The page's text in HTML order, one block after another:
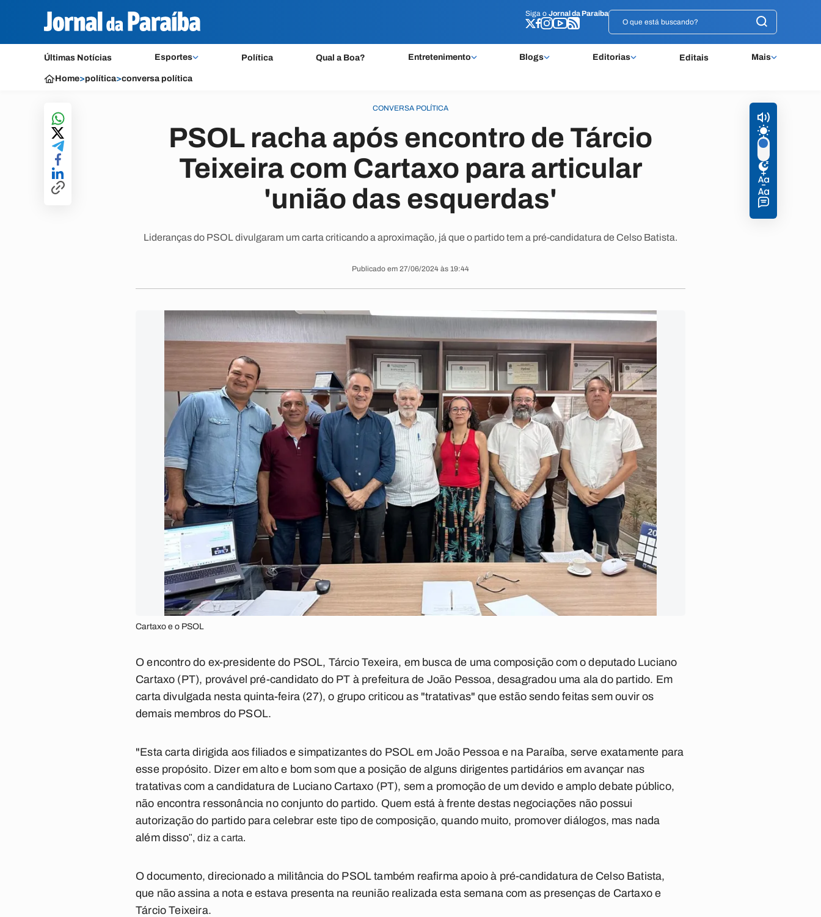
Siga o Jornal da Paraíba
Últimas Notícias Esportes Política Qual a Boa? Entretenimento Blogs Editorias Editais Mais
Siga o Jornal da Paraíba
Home>política>conversa política
CONVERSA POLÍTICA
PSOL racha após encontro de Tárcio
Teixeira com Cartaxo para articular
'união das esquerdas'
Lideranças do PSOL divulgaram um carta criticando a aproximação, já que o partido tem a pré-candidatura de Celso Batista.
Publicado em 27/06/2024 às 19:44
Cartaxo e o PSOL
O encontro do ex-presidente do PSOL, Tárcio Texeira, em busca de uma composição com o deputado Luciano
Cartaxo (PT), provável pré-candidato do PT à prefeitura de João Pessoa, desagradou uma ala do partido. Em
carta divulgada nesta quinta-feira (27), o grupo criticou as "tratativas" que estão sendo feitas sem ouvir os
demais membros do PSOL.
"Esta carta dirigida aos filiados e simpatizantes do PSOL em João Pessoa e na Paraíba, serve exatamente para
esse propósito. Dizer em alto e bom som que a posição de alguns dirigentes partidários em avançar nas
tratativas com a candidatura de Luciano Cartaxo (PT), sem a promoção de um devido e amplo debate público,
não encontra ressonância no conjunto do partido. Quem está à frente destas negociações não possui
autorização do partido para celebrar este tipo de composição, quando muito, promover diálogos, mas nada
além disso", diz a carta.
O documento, direcionado a militância do PSOL também reafirma apoio à pré-candidatura de Celso Batista,
que não assina a nota e estava presenta na reunião realizada esta semana com as presenças de Cartaxo e
Tárcio Teixeira.